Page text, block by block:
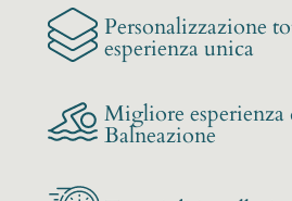
Personalizzazione
esperienza unica
Migliore
Balneazione